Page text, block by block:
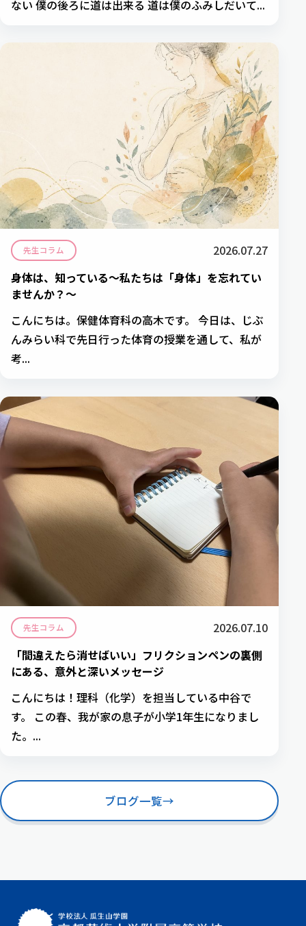
ない 僕の後ろに道は出来る 道は僕のふみしだいて...
先生コラム
2026.07.27
身体は、知っている～私たちは「身体」を忘れてい
ませんか？～
こんにちは。保健体育科の高木です。 今日は、じぶ
んみらい科で先日行った体育の授業を通して、私が
考...
先生コラム
2026.07.10
「間違えたら消せばいい」フリクションペンの裏側
にある、意外と深いメッセージ
こんにちは！理科（化学）を担当している中谷で
す。 この春、我が家の息子が小学1年生になりまし
た。...
ブログ一覧→